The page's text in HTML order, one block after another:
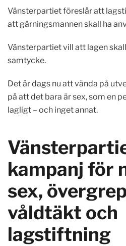
Vänsterpartiet föreslår att
att gärningsmannen skall ha
Vänsterpartiet vill att lagen
samtycke.
Det är dags nu att vända på
på att det bara är sex, som en
lagligt – och inget annat.
kampanj för
sex,
våldtäkt och
lagstiftning